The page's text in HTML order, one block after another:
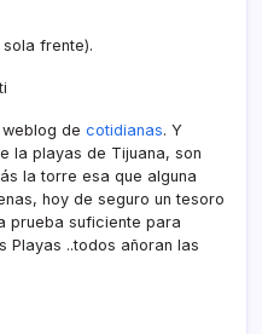
frente).
de cotidianas. Y
la playas de Tijuana, son
la torre esa que alguna
hoy de seguro un tesoro
prueba suficiente para
Playas ..todos añoran las